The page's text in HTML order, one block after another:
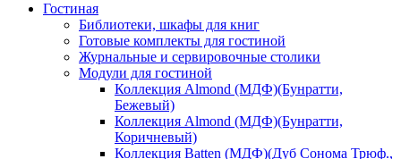
Гостиная
Библиотеки, шкафы для книг
Готовые комплекты для гостиной
Журнальные и сервировочные столики
Модули для гостиной
Коллекция Almond (МДФ)(Бунратти,
Бежевый)
Коллекция Almond (МДФ)(Бунратти,
Коричневый)
Коллекция Batten (МДФ)(Дуб Сонома Трюф.,